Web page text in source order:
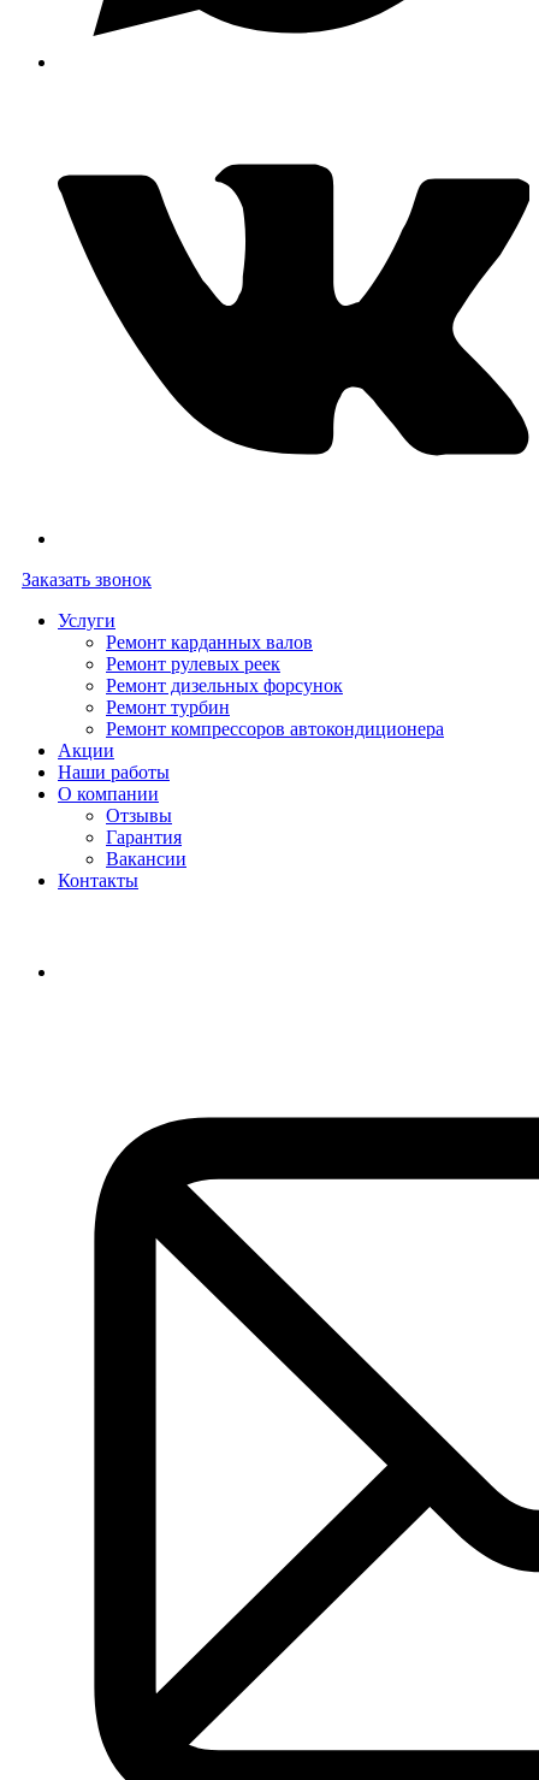
Заказать звонок
Услуги
Ремонт карданных валов
Ремонт рулевых реек
Ремонт дизельных форсунок
Ремонт турбин
Ремонт компрессоров автокондиционера
Акции
Наши работы
О компании
Отзывы
Гарантия
Вакансии
Контакты